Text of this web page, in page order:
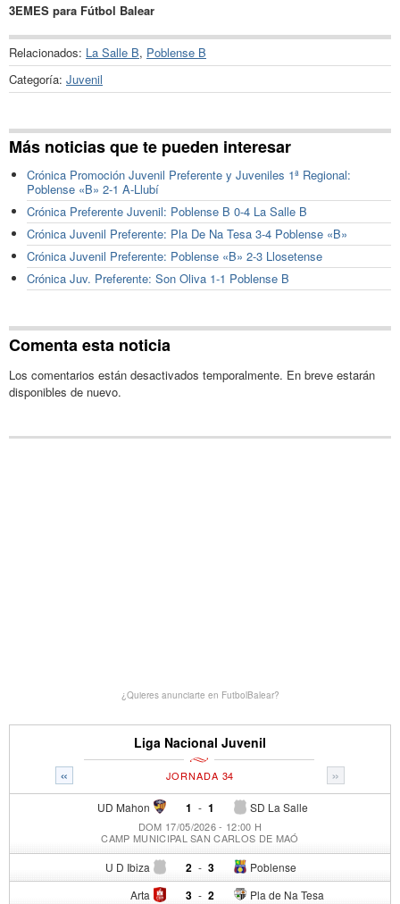
3EMES para Fútbol Balear
Relacionados: La Salle B, Poblense B
Categoría: Juvenil
Más noticias que te pueden interesar
Crónica Promoción Juvenil Preferente y Juveniles 1ª Regional:
Poblense «B» 2-1 A-Llubí
Crónica Preferente Juvenil: Poblense B 0-4 La Salle B
Crónica Juvenil Preferente: Pla De Na Tesa 3-4 Poblense «B»
Crónica Juvenil Preferente: Poblense «B» 2-3 Llosetense
Crónica Juv. Preferente: Son Oliva 1-1 Poblense B
Comenta esta noticia
Los comentarios están desactivados temporalmente. En breve estarán
disponibles de nuevo.
¿Quieres anunciarte en FutbolBalear?
Liga Nacional Juvenil
« »
JORNADA 34
UD Mahon 1 - SD La Salle
1
DOM 17/05/2026 - 12:00 H
CAMP MUNICIPAL SAN CARLOS DE MAÓ
U D Ibiza 2 - Poblense
3
Arta 3 - Pla de Na Tesa
2